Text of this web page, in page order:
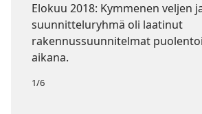
Elokuu 2018: Kymmenen veljen
suunnitteluryhmä oli laatinut
rakennussuunnitelmat
aikana.
1/6